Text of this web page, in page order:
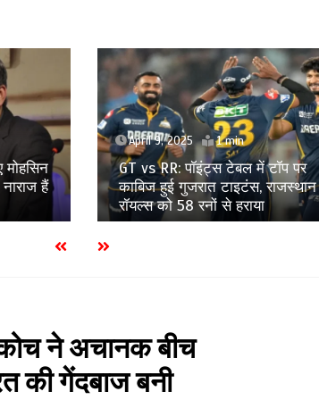
पर
April 4, 2025 1 min
LSG vs MI: लखनऊ सुपर जायंट्स
फतेह किया इकाना, मुंबई इंडियंस को
रन से दी मात
ने अचानक बीच
की गेंदबाज बनी